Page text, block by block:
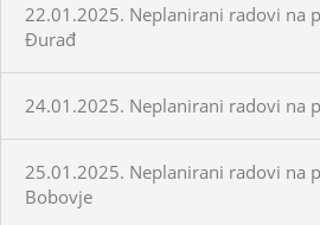
22.01.2025. Neplanirani radovi na
Đurađ
24.01.2025. Neplanirani radovi na
25.01.2025. Neplanirani radovi na
Bobovje